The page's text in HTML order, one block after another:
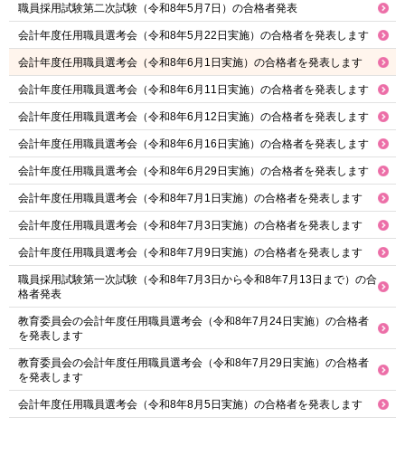
職員採用試験第二次試験（令和8年5月7日）の合格者発表
会計年度任用職員選考会（令和8年5月22日実施）の合格者を発表します
会計年度任用職員選考会（令和8年6月1日実施）の合格者を発表します
会計年度任用職員選考会（令和8年6月11日実施）の合格者を発表します
会計年度任用職員選考会（令和8年6月12日実施）の合格者を発表します
会計年度任用職員選考会（令和8年6月16日実施）の合格者を発表します
会計年度任用職員選考会（令和8年6月29日実施）の合格者を発表します
会計年度任用職員選考会（令和8年7月1日実施）の合格者を発表します
会計年度任用職員選考会（令和8年7月3日実施）の合格者を発表します
会計年度任用職員選考会（令和8年7月9日実施）の合格者を発表します
職員採用試験第一次試験（令和8年7月3日から令和8年7月13日まで）の合
格者発表
教育委員会の会計年度任用職員選考会（令和8年7月24日実施）の合格者
を発表します
教育委員会の会計年度任用職員選考会（令和8年7月29日実施）の合格者
を発表します
会計年度任用職員選考会（令和8年8月5日実施）の合格者を発表します